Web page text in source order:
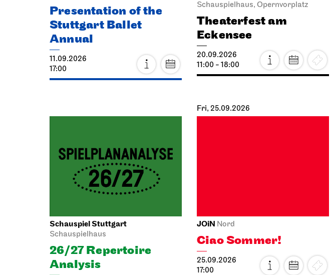
Presentation of the
Stuttgart Ballet
Annual
11.09.2026
17:00
Schauspielhaus, Opernvorplatz
Theaterfest am
Eckensee
20.09.2026
11:00 - 18:00
Schauspiel Stuttgart
Schauspielhaus
26/27 Repertoire
Analysis
Fri, 25.09.2026
JOiN Nord
Ciao Sommer!
25.09.2026
17:00